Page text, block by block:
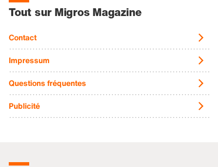
Tout sur Migros Magazine
Contact
Impressum
Questions fréquentes
Publicité